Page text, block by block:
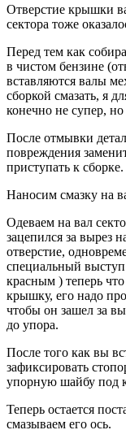
Отверстие крышки
сектора тоже
Перед тем как
в чистом бензине
вставляются валы
сборкой смазать, я
конечно не супер,
После отмывки
повреждения
приступать к сборке.
Наносим смазку на
Одеваем на вал
зацепился за вырез
отверстие,
специальный
красным ) теперь
крышку, его надо
чтобы он зашел за
до упора.
После того как вы
зафиксировать
упорную шайбу под
Теперь остается
смазываем его ось.